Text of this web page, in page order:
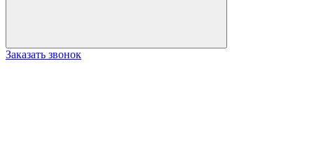
Заказать звонок